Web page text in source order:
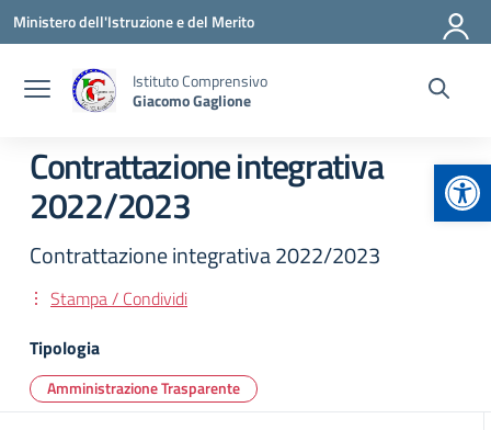
Vai ai contenuti
Vai al menu di navigazione
Vai al footer
Ministero dell'Istruzione e del Merito
Istituto Comprensivo
Giacomo Gaglione
Contrattazione integrativa
2022/2023
Contrattazione integrativa 2022/2023
Stampa / Condividi
Tipologia
Amministrazione Trasparente